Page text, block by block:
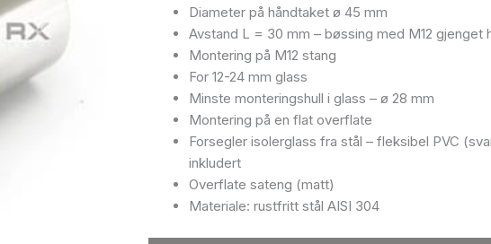
Diameter på håndtaket ø 45 mm
Avstand L = 30 mm – bøssing med M12 gjenget
Montering på M12 stang
For 12-24 mm glass
Minste monteringshull i glass – ø 28 mm
Montering på en flat overflate
Forsegler isolerglass fra stål – fleksibel PVC
inkludert
Overflate sateng (matt)
Materiale: rustfritt stål AISI 304
304,
SATENG
antall